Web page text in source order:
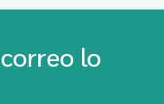
lo